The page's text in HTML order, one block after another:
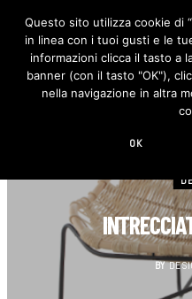
BY
Questo sito utilizza cookie di
in linea con i tuoi gusti e le
informazioni clicca il tasto a
banner (con il tasto "OK"),
nella navigazione in altra
OK